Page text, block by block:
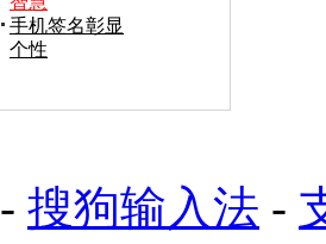
手机签名彰显
个性
- 搜狗输入法 -